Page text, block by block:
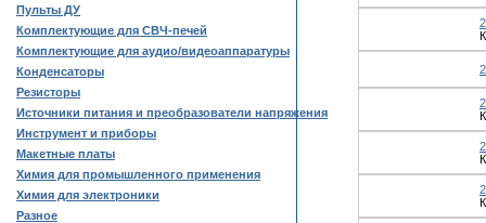
Пульты ДУ
Комплектующие для СВЧ-печей
Комплектующие для аудио/видеоаппаратуры
Конденсаторы
Резисторы
Источники питания и преобразователи напряжения
Инструмент и приборы
Макетные платы
Химия для промышленного применения
Химия для электроники
Разное